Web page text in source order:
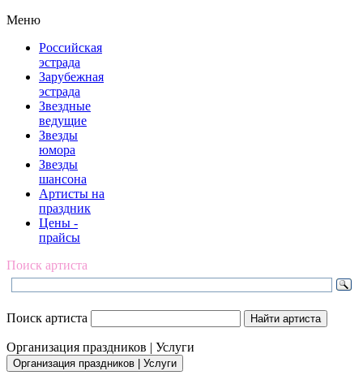
Меню
Российская
эстрада
Зарубежная
эстрада
Звездные
ведущие
Звезды
юмора
Звезды
шансона
Артисты на
праздник
Цены -
прайсы
Поиск артиста
Поиск артиста
Организация праздников | Услуги
Организация праздников | Услуги